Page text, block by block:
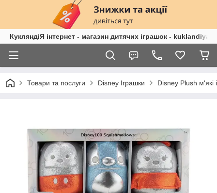
КукляндіЯ інтернет - магазин дитячих іграшок -
Товари та послуги Disney Іграшки Disney Plush м'які